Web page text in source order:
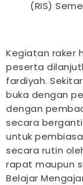
Kegiatan raker
peserta
fardiyah.
buka dengan
dengan
secara
untuk
secara rutin
rapat maupun
Belajar